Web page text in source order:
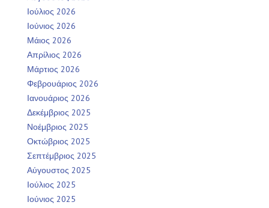
Ιούλιος 2026
Ιούνιος 2026
Μάιος 2026
Απρίλιος 2026
Μάρτιος 2026
Φεβρουάριος 2026
Ιανουάριος 2026
Δεκέμβριος 2025
Νοέμβριος 2025
Οκτώβριος 2025
Σεπτέμβριος 2025
Αύγουστος 2025
Ιούλιος 2025
Ιούνιος 2025